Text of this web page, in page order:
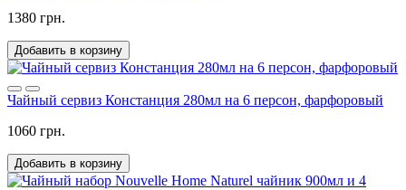
1380 грн.
Добавить в корзину
Чайный сервиз Констанция 280мл на 6 персон, фарфоровый
1060 грн.
Добавить в корзину